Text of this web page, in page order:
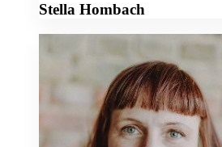
Stella Hombach